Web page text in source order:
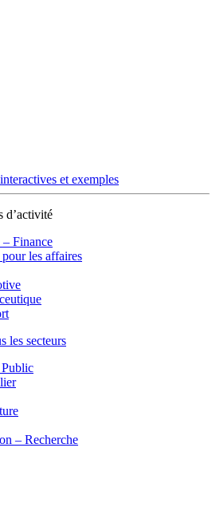
et exemples
d’activité
– Finance
les affaires
les secteurs
– Recherche